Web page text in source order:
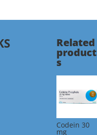
Related
product
s
Codein 30
mg